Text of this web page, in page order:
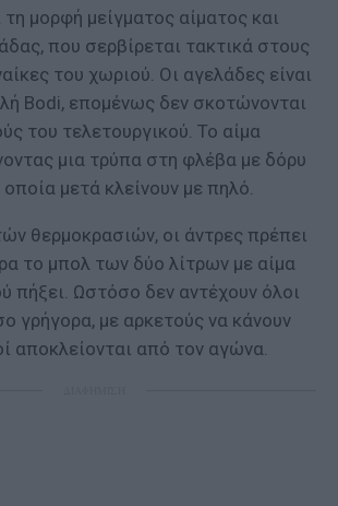
μορφή μείγματος αίματος και
που σερβίρεται τακτικά στους
του χωριού. Οι αγελάδες είναι
Bodi, επομένως δεν σκοτώνονται
του τελετουργικού. Το αίμα
μια τρύπα στη φλέβα με δόρυ
οποία μετά κλείνουν με πηλό.
θερμοκρασιών, οι άντρες πρέπει
το μπολ των δύο λίτρων με αίμα
πήξει. Ωστόσο δεν αντέχουν όλοι
γρήγορα, με αρκετούς να κάνουν
αποκλείονται από τον αγώνα.